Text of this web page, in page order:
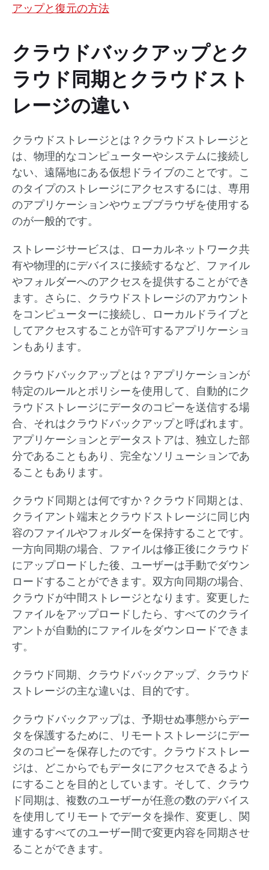
アップと復元の方法
クラウドバックアップとク
ラウド同期とクラウドスト
レージの違い
クラウドストレージとは？クラウドストレージと
は、物理的なコンピューターやシステムに接続し
ない、遠隔地にある仮想ドライブのことです。こ
のタイプのストレージにアクセスするには、専用
のアプリケーションやウェブブラウザを使用する
のが一般的です。
ストレージサービスは、ローカルネットワーク共
有や物理的にデバイスに接続するなど、ファイル
やフォルダーへのアクセスを提供することができ
ます。さらに、クラウドストレージのアカウント
をコンピューターに接続し、ローカルドライブと
してアクセスすることが許可するアプリケーショ
ンもあります。
クラウドバックアップとは？アプリケーションが
特定のルールとポリシーを使用して、自動的にク
ラウドストレージにデータのコピーを送信する場
合、それはクラウドバックアップと呼ばれます。
アプリケーションとデータストアは、独立した部
分であることもあり、完全なソリューションであ
ることもあります。
クラウド同期とは何ですか？クラウド同期とは、
クライアント端末とクラウドストレージに同じ内
容のファイルやフォルダーを保持することです。
一方向同期の場合、ファイルは修正後にクラウド
にアップロードした後、ユーザーは手動でダウン
ロードすることができます。双方向同期の場合、
クラウドが中間ストレージとなります。変更した
ファイルをアップロードしたら、すべてのクライ
アントが自動的にファイルをダウンロードできま
す。
クラウド同期、クラウドバックアップ、クラウド
ストレージの主な違いは、目的です。
クラウドバックアップは、予期せぬ事態からデー
タを保護するために、リモートストレージにデー
タのコピーを保存したのです。クラウドストレー
ジは、どこからでもデータにアクセスできるよう
にすることを目的としています。そして、クラウ
ド同期は、複数のユーザーが任意の数のデバイス
を使用してリモートでデータを操作、変更し、関
連するすべてのユーザー間で変更内容を同期させ
ることができます。